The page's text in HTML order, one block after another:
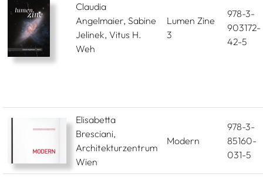
Claudia
Angelmaier, Sabine
Jelinek, Vitus H.
Weh
Lumen Zine
3
978-3-
903172-
42-5
Elisabetta
Bresciani,
Architekturzentrum
Wien
Modern
978-3-
85160-
031-5